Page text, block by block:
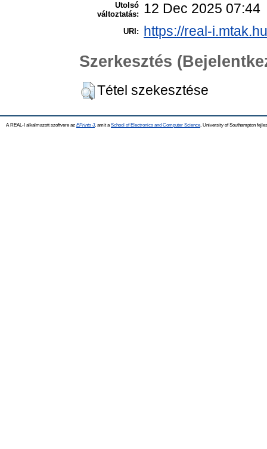
Utolsó
változtatás:
12 Dec 2025 07:44
URI: https://real-
Szerkesztés
Tétel szekesztése
A REAL-I alkalmazott szoftvere az EPrints 3, amit a School of Electronics and Computer Science , University of Southampton